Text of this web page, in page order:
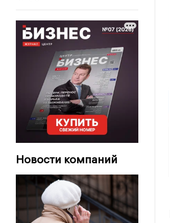
Новости компаний